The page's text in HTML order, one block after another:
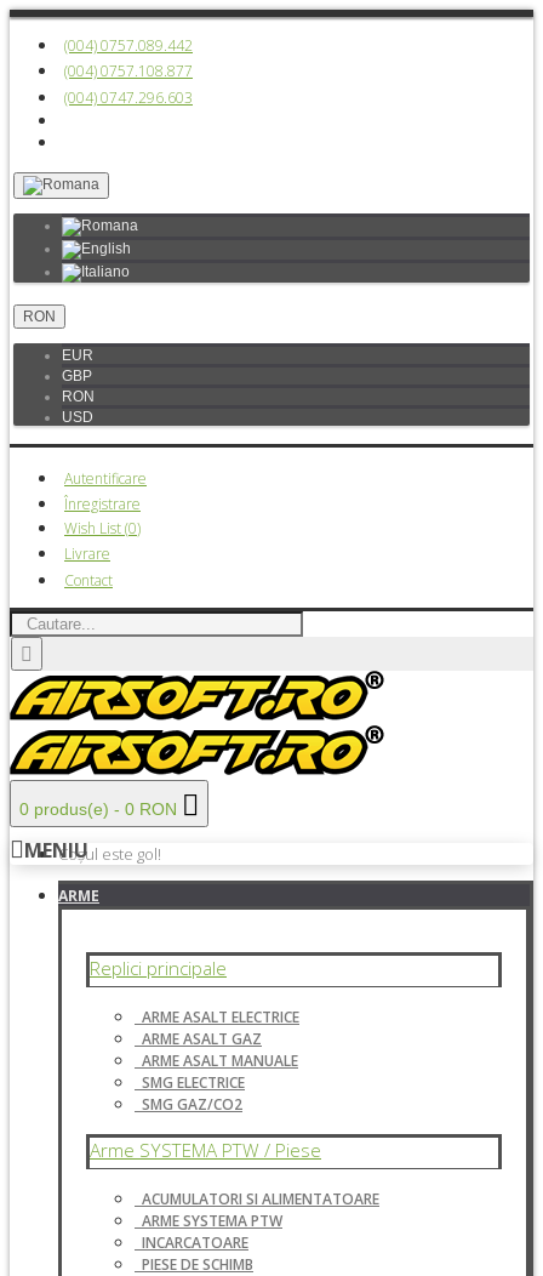
(004) 0757.089.442
(004) 0757.108.877
(004) 0747.296.603
RON
EUR
GBP
RON
USD
Autentificare
Înregistrare
Wish List (0)
Livrare
Contact
0 produs(e) - 0 RON
Coșul este gol!
MENIU
ARME
Replici principale
ARME ASALT ELECTRICE
ARME ASALT GAZ
ARME ASALT MANUALE
SMG ELECTRICE
SMG GAZ/CO2
Arme SYSTEMA PTW / Piese
ACUMULATORI SI ALIMENTATOARE
ARME SYSTEMA PTW
INCARCATOARE
PIESE DE SCHIMB